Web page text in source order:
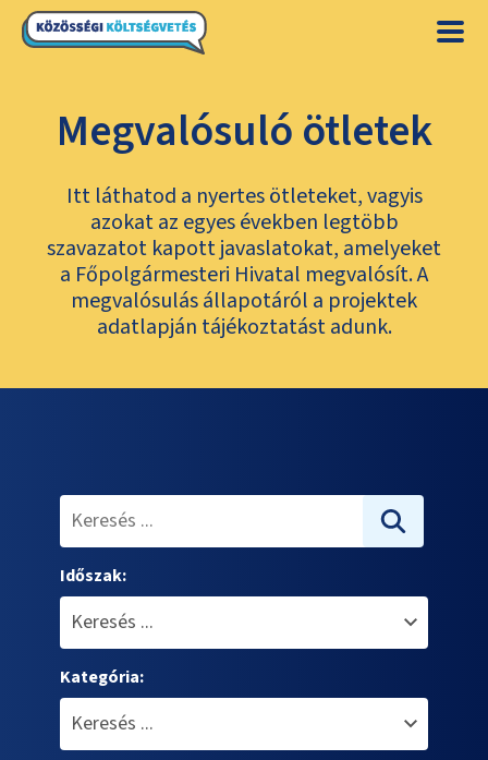
Megvalósuló ötletek
Itt láthatod a nyertes ötleteket, vagyis
azokat az egyes években legtöbb
szavazatot kapott javaslatokat, amelyeket
a Főpolgármesteri Hivatal megvalósít. A
megvalósulás állapotáról a projektek
adatlapján tájékoztatást adunk.
Időszak:
Kategória: